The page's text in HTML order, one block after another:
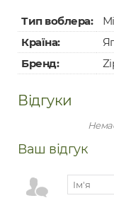
Тип воблера:
Країна:
Бренд:
Відгуки
Ваш відгук